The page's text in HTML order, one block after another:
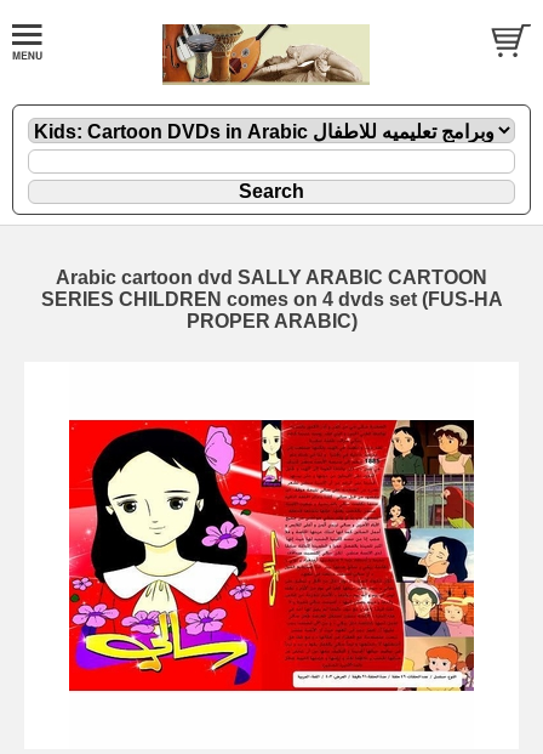
Arabic cartoon dvd SALLY ARABIC CARTOON
SERIES CHILDREN comes on 4 dvds set (FUS-HA
PROPER ARABIC)